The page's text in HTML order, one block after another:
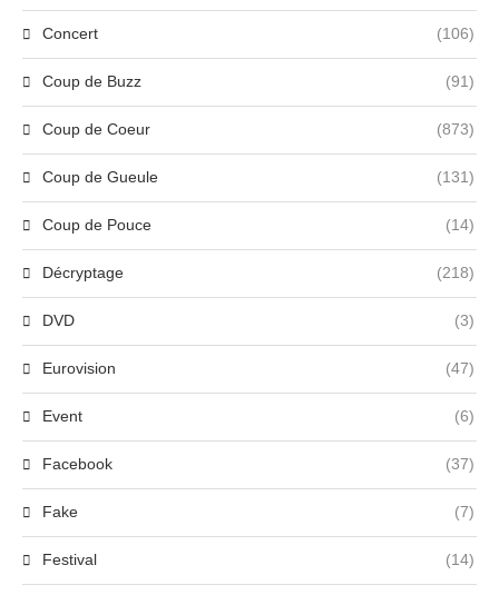
Concert (106)
Coup de Buzz (91)
Coup de Coeur (873)
Coup de Gueule (131)
Coup de Pouce (14)
Décryptage (218)
DVD (3)
Eurovision (47)
Event (6)
Facebook (37)
Fake (7)
Festival (14)